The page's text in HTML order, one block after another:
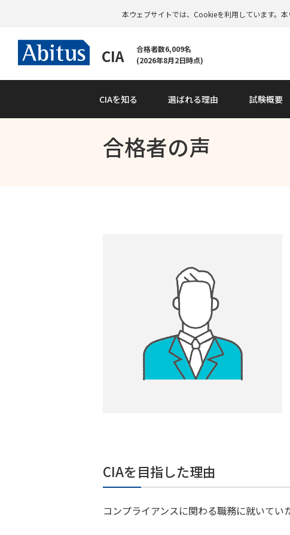
本ウェブサイトでは、Cookieを利用しています。
CIA
合格者数6,009名
(2026年8月2日時点)
CIAを知る 選ばれる理由 試験概要
合格者の声
CIAを目指した理由
コンプライアンスに関わる職務に就いてい